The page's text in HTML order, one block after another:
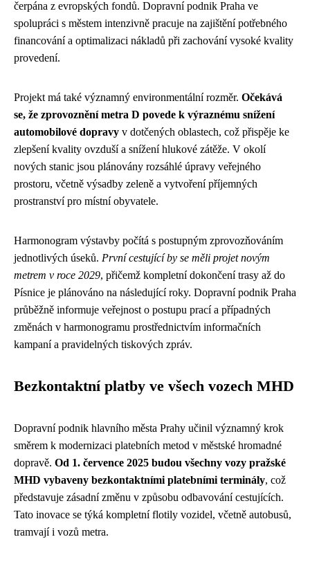
čerpána z evropských fondů. Dopravní podnik Praha ve
spolupráci s městem intenzivně pracuje na zajištění potřebného
financování a optimalizaci nákladů při zachování vysoké kvality
provedení.
Projekt má také významný environmentální rozměr. Očekává
se, že zprovoznění metra D povede k výraznému snížení
automobilové dopravy v dotčených oblastech, což přispěje ke
zlepšení kvality ovzduší a snížení hlukové zátěže. V okolí
nových stanic jsou plánovány rozsáhlé úpravy veřejného
prostoru, včetně výsadby zeleně a vytvoření příjemných
prostranství pro místní obyvatele.
Harmonogram výstavby počítá s postupným zprovozňováním
jednotlivých úseků. První cestující by se měli projet novým
metrem v roce 2029, přičemž kompletní dokončení trasy až do
Písnice je plánováno na následující roky. Dopravní podnik Praha
průběžně informuje veřejnost o postupu prací a případných
změnách v harmonogramu prostřednictvím informačních
kampaní a pravidelných tiskových zpráv.
Bezkontaktní platby ve všech vozech MHD
Dopravní podnik hlavního města Prahy učinil významný krok
směrem k modernizaci platebních metod v městské hromadné
dopravě. Od 1. července 2025 budou všechny vozy pražské
MHD vybaveny bezkontaktními platebními terminály, což
představuje zásadní změnu v způsobu odbavování cestujících.
Tato inovace se týká kompletní flotily vozidel, včetně autobusů,
tramvají i vozů metra.